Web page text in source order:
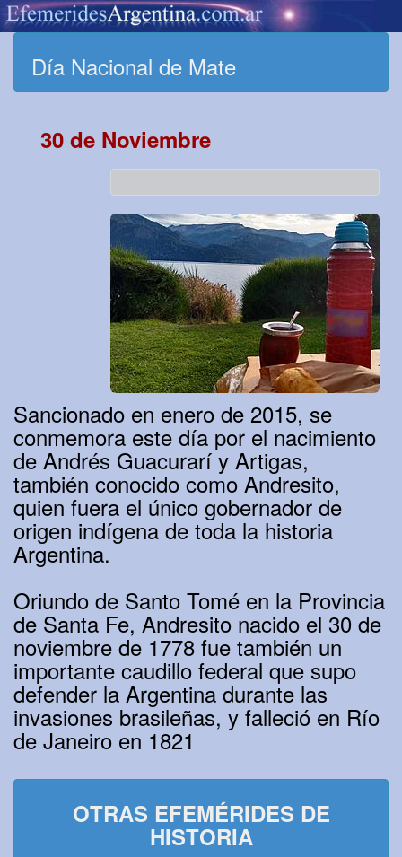
Día Nacional de Mate
30 de Noviembre
Sancionado en enero de 2015, se
conmemora este día por el nacimiento
de Andrés Guacurarí y Artigas,
también conocido como Andresito,
quien fuera el único gobernador de
origen indígena de toda la historia
Argentina.
Oriundo de Santo Tomé en la Provincia
de Santa Fe, Andresito nacido el 30 de
noviembre de 1778 fue también un
importante caudillo federal que supo
defender la Argentina durante las
invasiones brasileñas, y falleció en Río
de Janeiro en 1821
OTRAS EFEMÉRIDES DE
HISTORIA